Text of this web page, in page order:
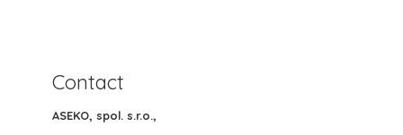
Contact
ASEKO, spol. s.r.o.,